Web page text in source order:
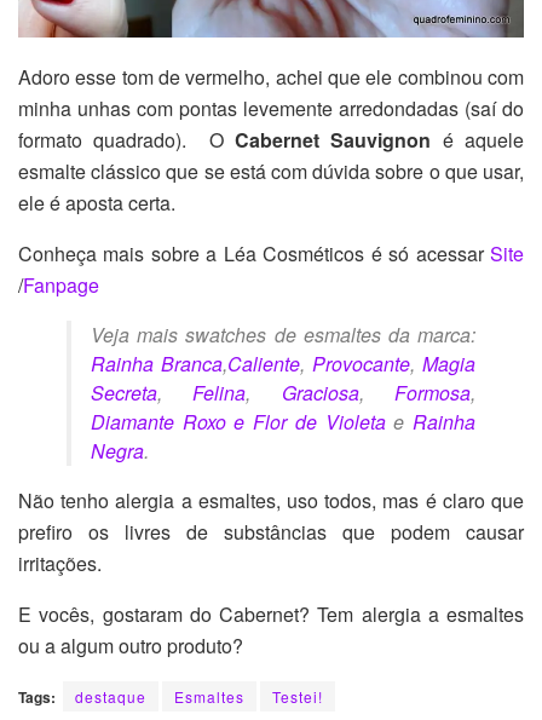
Adoro esse tom de vermelho, achei que ele combinou com
minha unhas com pontas levemente arredondadas (saí do
formato quadrado). OCabernet Sauvignon é aquele
esmalte clássico que se está com dúvida sobre o que usar,
ele é aposta certa.
Conheça mais sobre a Léa Cosméticos é só acessarSite
/Fanpage
Veja mais swatches de esmaltes da marca:
Rainha Branca,Caliente, Provocante, Magia
Secreta,Felina, Graciosa,Formosa,
Diamante Roxo e Flor de VioletaeRainha
Negra.
Não tenho alergia a esmaltes, uso todos, mas é claro que
prefiro os livres de substâncias que podem causar
irritações.
E vocês, gostaram do Cabernet? Tem alergia a esmaltes
ou a algum outro produto?
Tags: destaque Esmaltes Testei!